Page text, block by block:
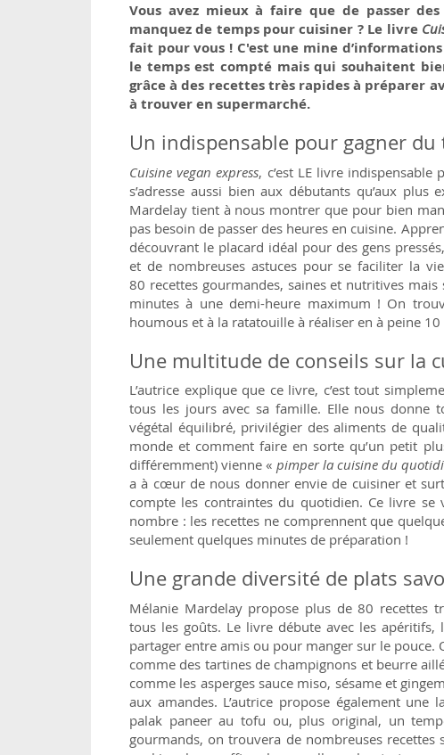
Vous avez mieux à faire que de passer
manquez de temps pour cuisiner ? Le livre
fait pour vous ! C'est une mine
le temps est compté mais qui souhaitent
grâce à des recettes très rapides à préparer
à trouver en supermarché.
Un indispensable pour gagner du
Cuisine vegan express, c’est LE livre
s’adresse aussi bien aux débutants qu’aux
Mardelay tient à nous montrer que pour bien
pas besoin de passer des heures en cuisine.
découvrant le placard idéal pour des gens
et de nombreuses astuces pour se faciliter la
80 recettes gourmandes, saines et nutritives
minutes à une demi-heure maximum ! On
houmous et à la ratatouille à réaliser en à peine
Une multitude de conseils sur la
L’autrice explique que ce livre, c’est tout
tous les jours avec sa famille. Elle nous donne
végétal équilibré, privilégier des aliments de
monde et comment faire en sorte qu’un petit
différemment) vienne « pimper la cuisine du
a à cœur de nous donner envie de cuisiner et
compte les contraintes du quotidien. Ce livre
nombre : les recettes ne comprennent que
seulement quelques minutes de préparation !
Une grande diversité de plats
Mélanie Mardelay propose plus de 80 recettes
tous les goûts. Le livre débute avec les
partager entre amis ou pour manger sur le
comme des tartines de champignons et beurre
comme les asperges sauce miso, sésame et
aux amandes. L’autrice propose également
palak paneer au tofu ou, plus original, un
gourmands, on trouvera de nombreuses recettes